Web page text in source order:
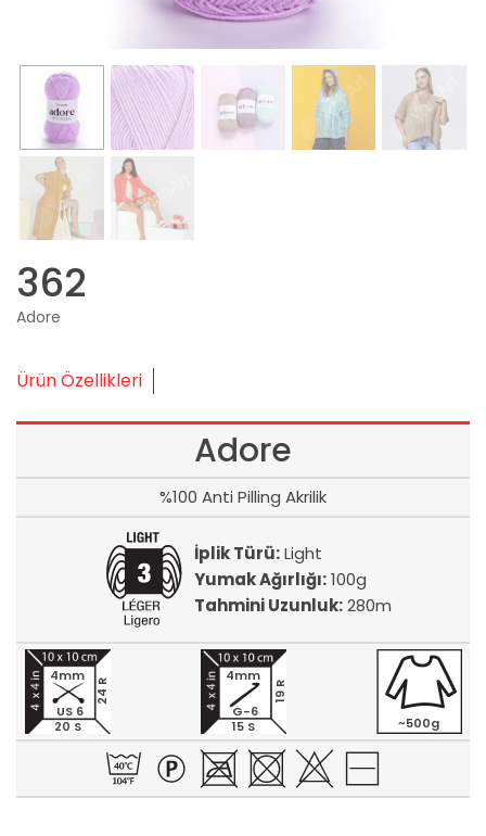
362
Adore
Ürün Özellikleri
Adore
%100 Anti Pilling Akrilik
İplik Türü:Light
Yumak Ağırlığı:100g
Tahmini Uzunluk:280m
20 S
24 R
4mm
US 6
15 S
19 R
4mm
G-6
~500g